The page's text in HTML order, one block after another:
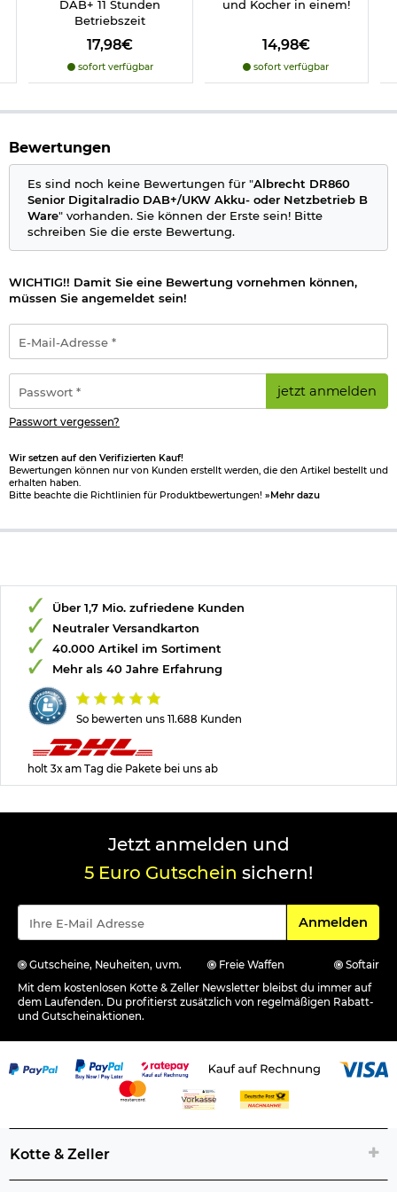
integrierter 4000mAh Akku
Netzteil
Fernbedienung mit
Bedienungsanleitung
Details zu Albrecht DR860 Senior Digitalradio:
DAB+ Digitalradio und UKW Radio
Netzbetrieb
großer Schrift
einfache, intuitive Bedienung
Aktivierbarer Senioren-Modus verhindert
Fehlbedienungen
Radiosteuerung vom Sofa per Fernbedienung
Teleskopantenne
Stationstasten: je 4 für DAB+ und UKW
Menüführung in 13 Sprachen: DE, EN, FR, IT, ES, CZ, NL,
DK, NO, PL, SI, TR, PT
Akkulaufzeit: bis zu 11 Std.
Betriebstemperatur: von 0°C bis +35°C
Maße: ca. 250 x 150 x 80 mm
Gewicht: ca. 1280 g
Bitte beachten Sie das
DAB+ 11 Stunden
Betriebszeit
17,98€
sofort verfügbar
und Kocher in einem!
14,98€
sofort verfügbar
Bewertungen
Es sind noch keine Bewertungen für "Albrecht DR860
Senior Digitalradio DAB+/UKW Akku- oder Netzbetrieb B
Ware" vorhanden. Sie können der Erste sein! Bitte
schreiben Sie die erste Bewertung.
WICHTIG!! Damit Sie eine Bewertung vornehmen können,
müssen Sie angemeldet sein!
Mail-
Adresse
*
jetzt anmelden
Passwort vergessen?
Wir setzen auf den Verifizierten Kauf!
Bewertungen können nur von Kunden erstellt werden, die den Artikel bestellt und
erhalten haben.
Bitte beachte die Richtlinien für Produktbewertungen! »Mehr dazu
So bewerten uns 11.688 Kunden
Über 1,7 Mio. zufriedene Kunden
Neutraler Versandkarton
40.000 Artikel im Sortiment
Mehr als 40 Jahre Erfahrung
holt 3x am Tag die Pakete bei uns ab
Jetzt anmelden und
5 Euro Gutschein sichern!
Für den
Anmelden
Gutscheine, Neuheiten, uvm. Freie Waffen
Softair
Mit dem kostenlosen Kotte & Zeller Newsletter bleibst du immer auf
dem Laufenden. Du profitierst zusätzlich von regelmäßigen Rabatt-
und Gutscheinaktionen.
Kotte & Zeller